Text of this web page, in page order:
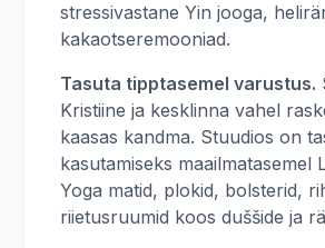
stressivastane Yin jooga,
kakaotseremooniad.
Tasuta tipptasemel varustus.
Kristiine ja kesklinna vahel
kaasas kandma. Stuudios on
kasutamiseks maailmatasemel
Yoga matid, plokid, bolsterid,
riietusruumid koos duššide ja